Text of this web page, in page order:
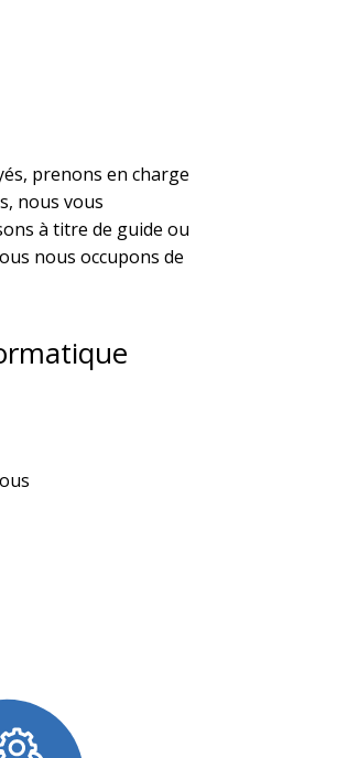
prenons en charge
nous vous
à titre de guide ou
nous occupons de